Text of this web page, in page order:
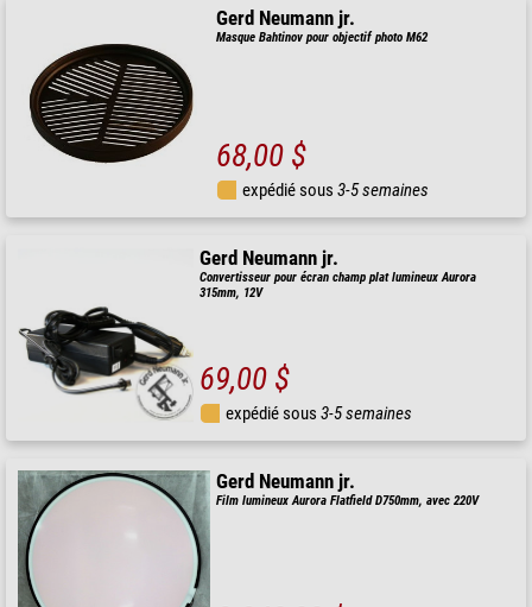
Gerd Neumann jr.
Masque Bahtinov pour objectif photo M62
68,00 $
expédié sous3-5 semaines
Gerd Neumann jr.
Convertisseur pour écran champ plat lumineux Aurora
315mm, 12V
69,00 $
expédié sous3-5 semaines
Gerd Neumann jr.
Film lumineux Aurora Flatfield D750mm, avec 220V